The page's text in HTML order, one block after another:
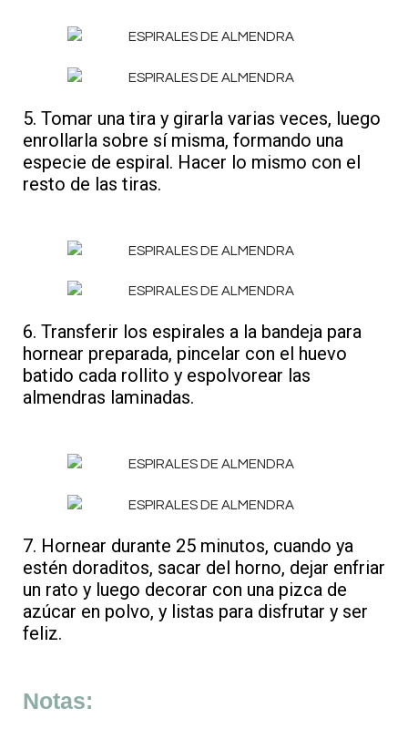
5. Tomar una tira y girarla varias veces, luego
enrollarla sobre sí misma, formando una
especie de espiral. Hacer lo mismo con el
resto de las tiras.
6. Transferir los espirales a la bandeja para
hornear preparada, pincelar con el huevo
batido cada rollito y espolvorear las
almendras laminadas.
7. Hornear durante 25 minutos, cuando ya
estén doraditos, sacar del horno, dejar enfriar
un rato y luego decorar con una pizca de
azúcar en polvo, y listas para disfrutar y ser
feliz.
Notas: